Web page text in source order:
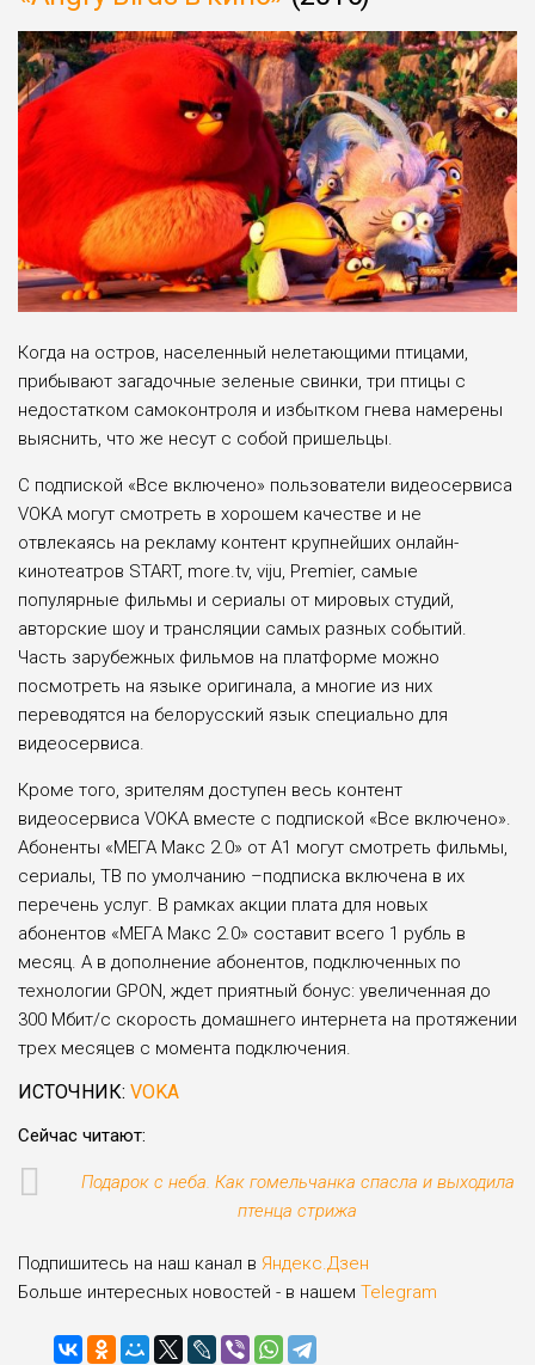
Когда на остров, населенный нелетающими птицами,
прибывают загадочные зеленые свинки, три птицы с
недостатком самоконтроля и избытком гнева намерены
выяснить, что же несут с собой пришельцы.
С подпиской «Все включено» пользователи видеосервиса
VOKA могут смотреть в хорошем качестве и не
отвлекаясь на рекламу контент крупнейших онлайн-
кинотеатров START, more.tv, viju, Premier, самые
популярные фильмы и сериалы от мировых студий,
авторские шоу и трансляции самых разных событий.
Часть зарубежных фильмов на платформе можно
посмотреть на языке оригинала, а многие из них
переводятся на белорусский язык специально для
видеосервиса.
Кроме того, зрителям доступен весь контент
видеосервиса VOKA вместе с подпиской «Все включено».
Абоненты «МЕГА Макс 2.0» от А1 могут смотреть фильмы,
сериалы, ТВ по умолчанию –подписка включена в их
перечень услуг. В рамках акции плата для новых
абонентов «МЕГА Макс 2.0» составит всего 1 рубль в
месяц. А в дополнение абонентов, подключенных по
технологии GPON, ждет приятный бонус: увеличенная до
300 Мбит/с скорость домашнего интернета на протяжении
трех месяцев с момента подключения.
ИСТОЧНИК: VOKA
Сейчас читают:
Подарок с неба. Как гомельчанка спасла и выходила
птенца стрижа
Подпишитесь на наш канал в Яндекс.Дзен
Больше интересных новостей - в нашем Telegram